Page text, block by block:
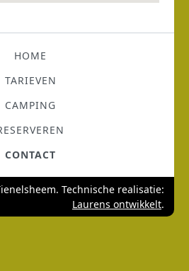
HOME
TARIEVEN
CAMPING
CONTACT
Technische realisatie:
Laurens ontwikkelt.